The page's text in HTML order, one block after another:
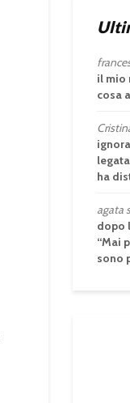
il mio
cosa
ha
agata
dopo
“Mai
sono